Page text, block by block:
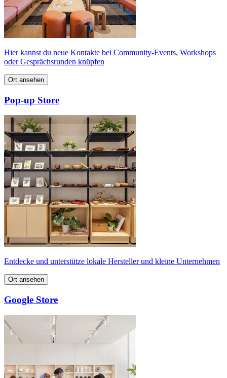
Hier kannst du neue Kontakte bei Community-Events, Workshops
oder Gesprächsrunden knüpfen
Ort ansehen
Pop‑up Store
Entdecke und unterstütze lokale Hersteller und kleine Unternehmen
Ort ansehen
Google Store